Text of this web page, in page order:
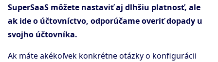
SuperSaaS môžete nastaviť aj dlhšiu platnosť, ale
ak ide o účtovníctvo, odporúčame overiť dopady u
svojho účtovníka.
Ak máte akékoľvek konkrétne otázky o konfigurácii